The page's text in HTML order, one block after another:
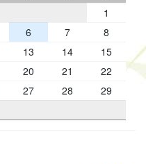
1
6 7
8
13 14
15
20 21
22
27 28
29